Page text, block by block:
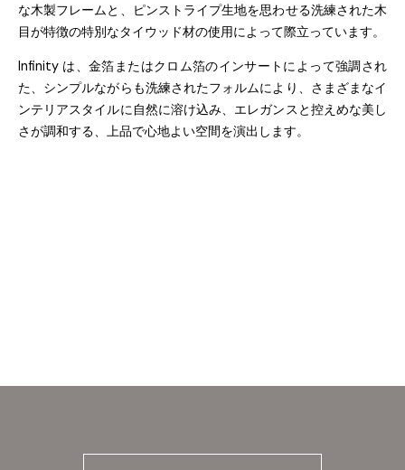
な木製フレームと、ピンストライプ生地を思わせる洗練された木
目が特徴の特別なタイウッド材の使用によって際立っています。
Infinity は、金箔またはクロム箔のインサートによって強調され
た、シンプルながらも洗練されたフォルムにより、さまざまなイ
ンテリアスタイルに自然に溶け込み、エレガンスと控えめな美し
さが調和する、上品で心地よい空間を演出します。